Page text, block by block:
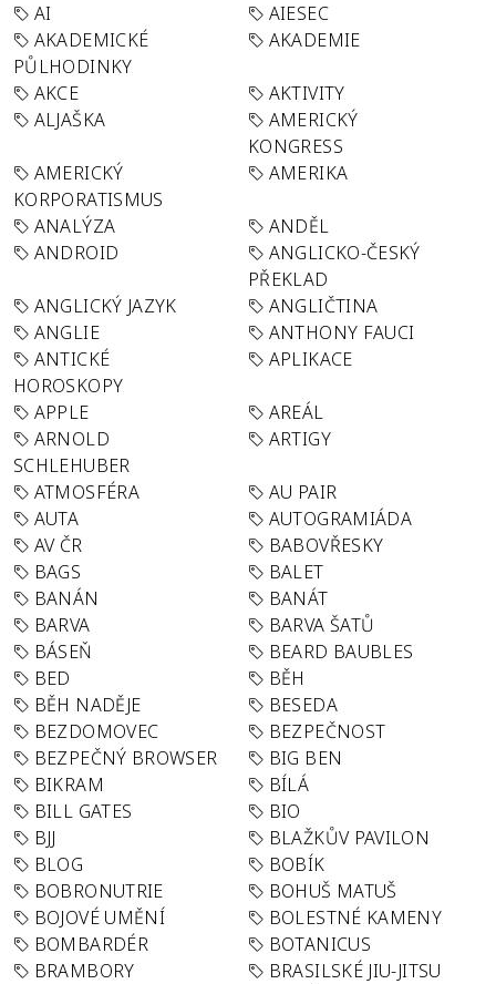
AI
AIESEC
AKADEMICKÉ
PŮLHODINKY
AKADEMIE
AKCE
AKTIVITY
ALJAŠKA
AMERICKÝ
KONGRESS
AMERICKÝ
KORPORATISMUS
AMERIKA
ANALÝZA
ANDĚL
ANDROID
ANGLICKO-ČESKÝ
PŘEKLAD
ANGLICKÝ JAZYK
ANGLIČTINA
ANGLIE
ANTHONY FAUCI
ANTICKÉ
HOROSKOPY
APLIKACE
APPLE
AREÁL
ARNOLD
SCHLEHUBER
ARTIGY
ATMOSFÉRA
AU PAIR
AUTA
AUTOGRAMIÁDA
AV ČR
BABOVŘESKY
BAGS
BALET
BANÁN
BANÁT
BARVA
BARVA ŠATŮ
BÁSEŇ
BEARD BAUBLES
BED
BĚH
BĚH NADĚJE
BESEDA
BEZDOMOVEC
BEZPEČNOST
BEZPEČNÝ BROWSER
BIG BEN
BIKRAM
BÍLÁ
BILL GATES
BIO
BJJ
BLAŽKŮV PAVILON
BLOG
BOBÍK
BOBRONUTRIE
BOHUŠ MATUŠ
BOJOVÉ UMĚNÍ
BOLESTNÉ KAMENY
BOMBARDÉR
BOTANICUS
BRAMBORY
BRASILSKÉ JIU-JITSU